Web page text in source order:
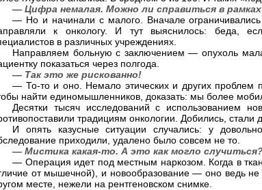
— Цифра немалая. Можно ли справиться в
— Но и начинали с малого. Вначале
к онкологу. И тут выяснилось: беда,
в различных учреждениях.
Направляем больную с заключением — опухоль
показаться через полгода.
— Так это же рискованно!
— То-то и оно. Немало этических и других проблем
найти единомышленников, доказать: мы более
Десятки тысяч исследований с использованием
традициям онкологии. Добились,
И опять казусные ситуации случались: у
приходили, удалено было совсем не то.
— Мистика какая-то. А это как могло
— Операция идет под местным наркозом. Когда в
от мышечной), и новообразование — оно ведь
месте, нежели на рентгеновском снимке.